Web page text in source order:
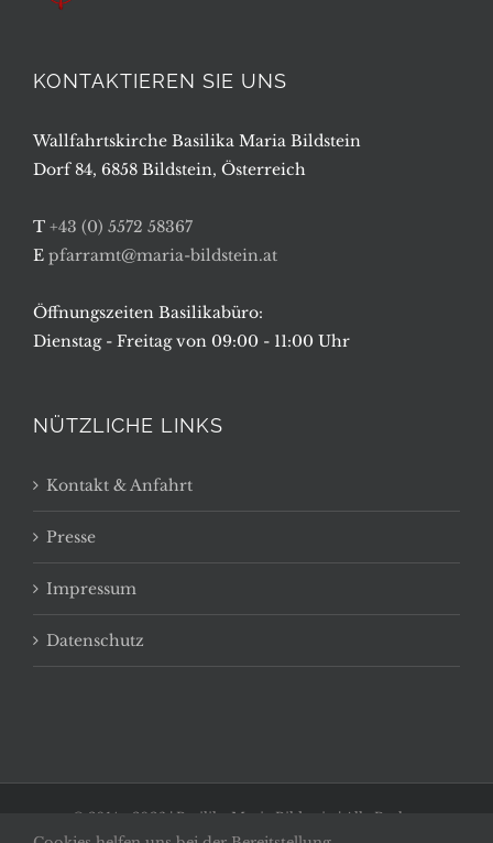
KONTAKTIEREN SIE UNS
Wallfahrtskirche Basilika Maria Bildstein
Dorf 84, 6858 Bildstein, Österreich
T +43 (0) 5572 58367
E pfarramt@maria-bildstein.at
Öffnungszeiten Basilikabüro:
Dienstag - Freitag von 09:00 - 11:00 Uhr
NÜTZLICHE LINKS
Kontakt & Anfahrt
Presse
Impressum
Datenschutz
© 2014 - 2026 | Basilika Maria Bildstein | Alle Rechte